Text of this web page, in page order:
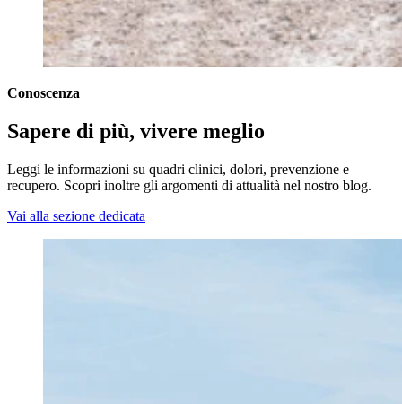
Conoscenza
Sapere di più, vivere meglio
Leggi le informazioni su quadri clinici, dolori, prevenzione e
recupero. Scopri inoltre gli argomenti di attualità nel nostro blog.
Vai alla sezione dedicata